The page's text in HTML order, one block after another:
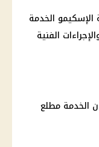
الخدمة
الفنية
الخدمة مطلع